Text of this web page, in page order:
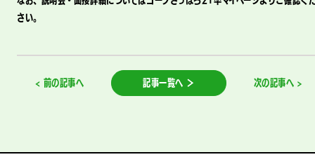
さい。
< 前の記事へ 記事一覧へ ＞ 次の記事へ >